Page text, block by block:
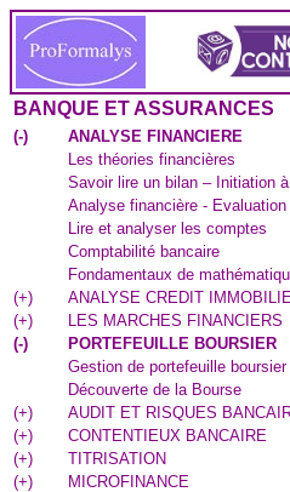
BANQUE ET ASSURANCES
(-)
ANALYSE FINANCIERE
Les théories financières
Savoir lire un bilan – Initiation
Analyse financière -
Lire et analyser les comptes
Comptabilité bancaire
Fondamentaux de
(+)
ANALYSE CREDIT
(+)
LES MARCHES FINANCIERS
(-)
PORTEFEUILLE BOURSIER
Gestion de portefeuille boursier
Découverte de la Bourse
(+)
AUDIT ET RISQUES
(+)
CONTENTIEUX BANCAIRE
(+)
TITRISATION
(+)
MICROFINANCE